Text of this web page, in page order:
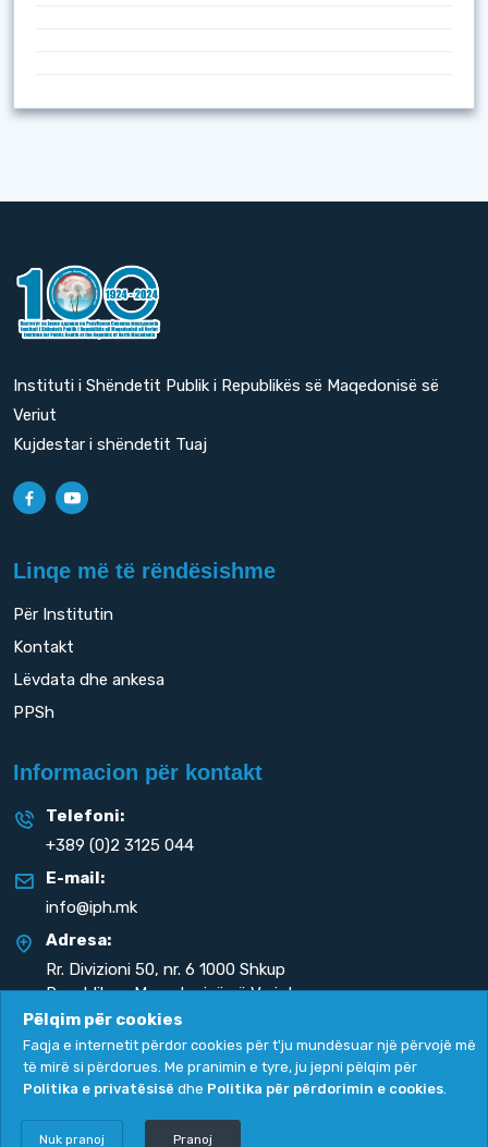
Instituti i Shëndetit Publik i Republikës së Maqedonisë së
Veriut
Kujdestar i shëndetit Tuaj
Linqe më të rëndësishme
Për Institutin
Kontakt
Lëvdata dhe ankesa
PPSh
Informacion për kontakt
Telefoni:
+389 (0)2 3125 044
E-mail:
info@iph.mk
Adresa:
Rr. Divizioni 50, nr. 6 1000 Shkup
Republika e Maqedonisë së Veriut
Politika e privatësisë Politika për përdorimin e cookies
Copyright 2026. All rights reserved by
Pëlqim për cookies
Faqja e internetit përdor cookies për t'ju mundësuar një përvojë më
të mirë si përdorues. Me pranimin e tyre, ju jepni pëlqim për
Politika e privatësisë dhe Politika për përdorimin e cookies.
Nuk pranoj Pranoj